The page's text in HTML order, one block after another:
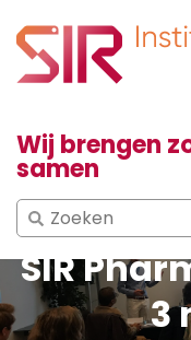
Wij brengen
samen
Search
for:
SIR
3